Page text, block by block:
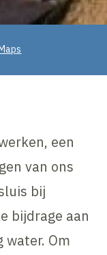
een
van ons
bij
bijdrage aan
water. Om